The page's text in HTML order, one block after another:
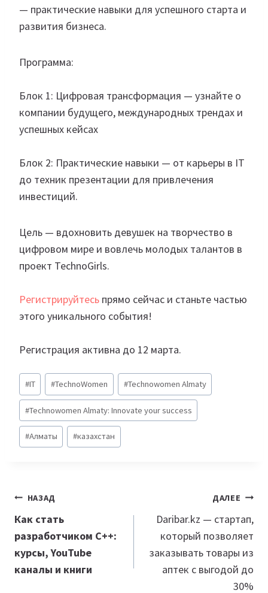
— практические навыки для успешного старта и
развития бизнеса.
Программа:
Блок 1: Цифровая трансформация — узнайте о
компании будущего, международных трендах и
успешных кейсах
Блок 2: Практические навыки — от карьеры в IT
до техник презентации для привлечения
инвестиций.
Цель — вдохновить девушек на творчество в
цифровом мире и вовлечь молодых талантов в
проект TechnoGirls.
Регистрируйтесь прямо сейчас и станьте частью
этого уникального события!
Регистрация активна до 12 марта.
Метки
записи:
#IT #TechnoWomen #Technowomen Almaty
#Technowomen Almaty: Innovate your success
#Алматы #казахстан
Навигация
по
записям
НАЗАД
Как стать
разработчиком С++:
курсы, YouTube
каналы и книги
ДАЛЕЕ
Daribar.kz — стартап,
который позволяет
заказывать товары из
аптек с выгодой до
30%